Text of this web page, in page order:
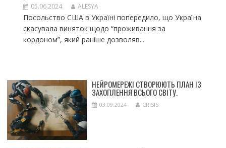
05.06.2024 ALESYA
Посольство США в Україні попередило, що Україна
скасувала виняток щодо “проживання за
кордоном”, який раніше дозволяв...
НЕЙРОМЕРЕЖІ СТВОРЮЮТЬ ПЛАН ІЗ
ЗАХОПЛЕННЯ ВСЬОГО СВІТУ.
03.09.2024 CRISIS